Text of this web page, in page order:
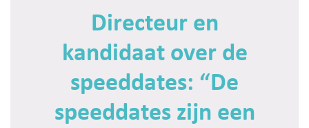
Directeur en
kandidaat over de
speeddates: “De
speeddates zijn een